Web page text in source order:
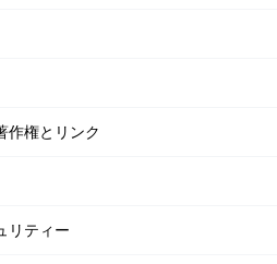
作権とリンク
リティー